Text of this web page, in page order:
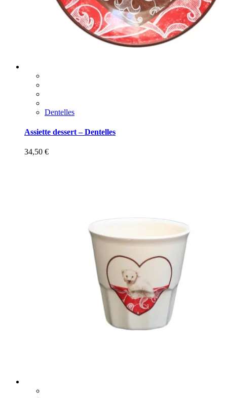
Dentelles
Assiette dessert – Dentelles
34,50 €